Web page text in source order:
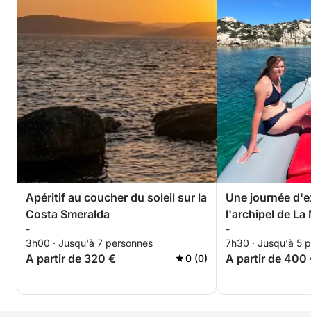
Apéritif au coucher du soleil sur la
Costa Smeralda
-
3h00 · Jusqu'à 7 personnes
A partir de 320 € 0 (0)
Une journée
l'archipel de La
-
7h30 · Jusqu'à 5
A partir de 400